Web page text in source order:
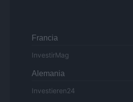
Francia
InvestirMag
Alemania
Investieren24